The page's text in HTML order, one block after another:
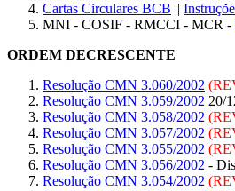
Cartas Circulares BCB ||
MNI - COSIF - RMCCI - MCR -
ORDEM DECRESCENTE
Resolução CMN 3.060/2002
Resolução CMN 3.059/2002 20/
Resolução CMN 3.058/2002
Resolução CMN 3.057/2002
Resolução CMN 3.055/2002
Resolução CMN 3.056/2002 -
Resolução CMN 3.054/2002